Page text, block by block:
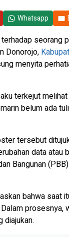
Whatsapp
seorang
Donorojo,
menyita
terkejut
belum ada
tersebut
data atau
Bangunan
bahwa saat
prosesnya,
diajukan.